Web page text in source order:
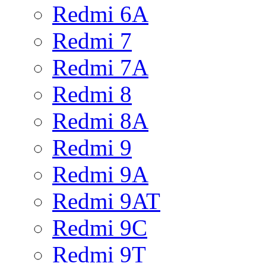
Redmi 6A
Redmi 7
Redmi 7A
Redmi 8
Redmi 8A
Redmi 9
Redmi 9A
Redmi 9AT
Redmi 9C
Redmi 9T